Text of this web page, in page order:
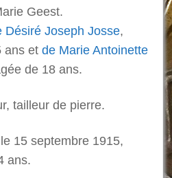
Geest.
Désiré Joseph Josse,
ans etde Marie Antoinette
de 18 ans.
tailleur de pierre.
15 septembre 1915,
ans.